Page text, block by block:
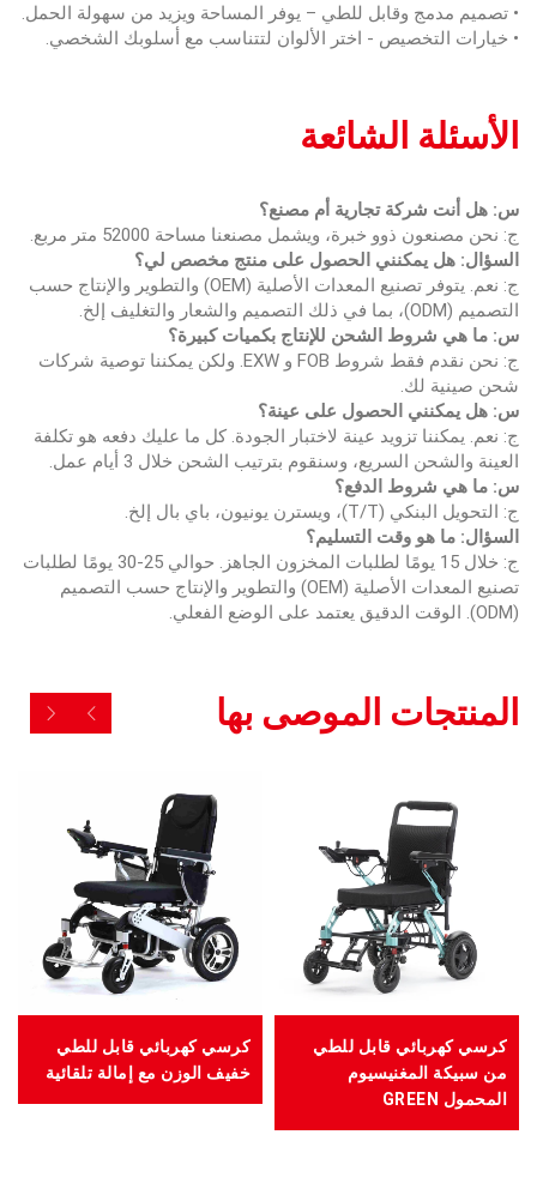
• تصميم مدمج وقابل للطي – يوفر المساحة ويزيد من سهولة الحمل.
• خيارات التخصيص - اختر الألوان لتتناسب مع أسلوبك الشخصي.
الأسئلة الشائعة
س: هل أنت شركة تجارية أم مصنع؟
ج: نحن مصنعون ذوو خبرة، ويشمل مصنعنا مساحة 52000 متر مربع.
السؤال: هل يمكنني الحصول على منتج مخصص لي؟
ج: نعم. يتوفر تصنيع المعدات الأصلية (OEM) والتطوير والإنتاج حسب
التصميم (ODM)، بما في ذلك التصميم والشعار والتغليف إلخ.
س: ما هي شروط الشحن للإنتاج بكميات كبيرة؟
ج: نحن نقدم فقط شروط FOB و EXW. ولكن يمكننا توصية شركات
شحن صينية لك.
س: هل يمكنني الحصول على عينة؟
ج: نعم. يمكننا تزويد عينة لاختبار الجودة. كل ما عليك دفعه هو تكلفة
العينة والشحن السريع، وسنقوم بترتيب الشحن خلال 3 أيام عمل.
س: ما هي شروط الدفع؟
ج: التحويل البنكي (T/T)، ويسترن يونيون، باي بال إلخ.
السؤال: ما هو وقت التسليم؟
ج: خلال 15 يومًا لطلبات المخزون الجاهز. حوالي 25-30 يومًا لطلبات
تصنيع المعدات الأصلية (OEM) والتطوير والإنتاج حسب التصميم
(ODM). الوقت الدقيق يعتمد على الوضع الفعلي.
المنتجات الموصى بها
كرسي كهربائي قابل للطي
من سبيكة المغنيسيوم
المحمول GREEN
كرسي كهربائي قابل للطي
خفيف الوزن مع إمالة تلقائية